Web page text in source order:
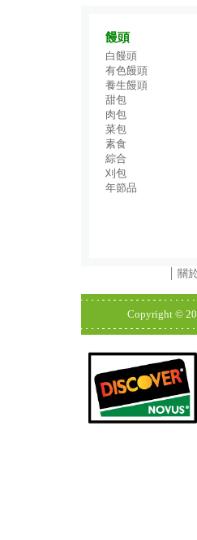
饅頭
白饅頭
有色饅頭
養生饅頭
甜包
肉包
菜包
素食
綜合
刈包
年節品
關
Copyright ©